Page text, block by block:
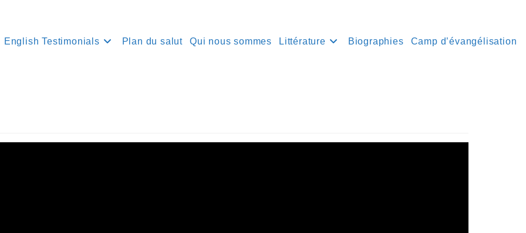
English Testimonials Plan du salut Qui nous sommes Littérature Biographies Camp d’évangélisation